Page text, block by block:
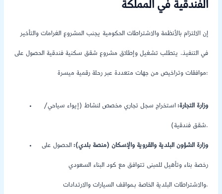
الفندقية في المملكة
إن الالتزام بالأنظمة والاشتراطات الحكومية يجنب المشروع الغرامات والتأخير
في التنفيذ. يتطلب تشغيل وإطلاق مشروع شقق سكنية فندقية الحصول على
موافقات وتراخيص من جهات متعددة عبر رحلة رقمية ميسرة:
وزارة التجارة: استخراج سجل تجاري مخصص لنشاط (إيواء سياحي/
شقق فندقية).
وزارة الشؤون البلدية والقروية والإسكان (منصة بلدي): الحصول على
رخصة بناء وتأهيل للمبنى تتوافق مع كود البناء السعودي
والاشتراطات البلدية الخاصة بـمواقف السيارات والارتدادات.